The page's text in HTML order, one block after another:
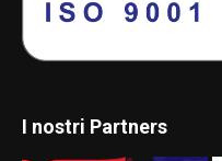
I nostri Partners